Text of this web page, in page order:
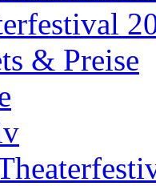
& Preise